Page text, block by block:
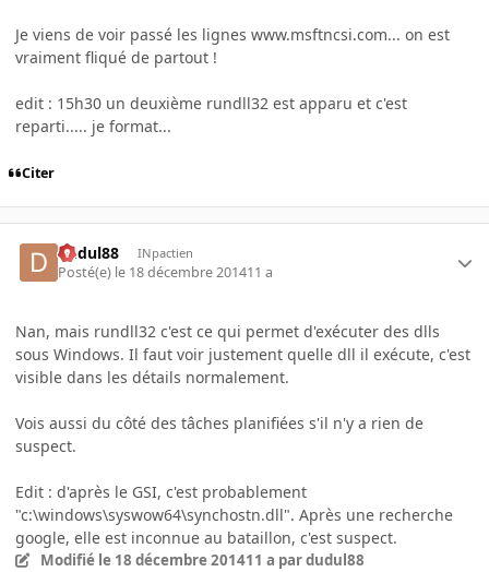
Je viens de voir passé les lignes www.msftncsi.com... on est
vraiment fliqué de partout !
edit : 15h30 un deuxième rundll32 est apparu et c'est
reparti..... je format...
Citer
dudul88 INpactien
Posté(e) le 18 décembre 201411 a
Nan, mais rundll32 c'est ce qui permet d'exécuter des dlls
sous Windows. Il faut voir justement quelle dll il exécute, c'est
visible dans les détails normalement.
Vois aussi du côté des tâches planifiées s'il n'y a rien de
suspect.
Edit : d'après le GSI, c'est probablement
"c:\windows\syswow64\synchostn.dll". Après une recherche
google, elle est inconnue au bataillon, c'est suspect.
Modifié le 18 décembre 201411 a par dudul88